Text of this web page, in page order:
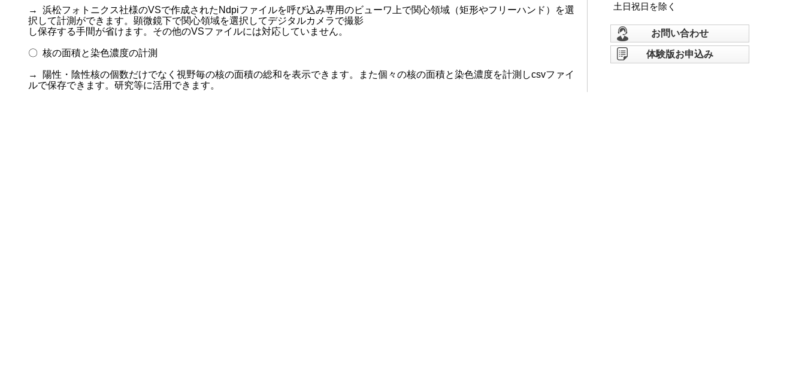
→ 浜松フォトニクス社様のVSで作成されたNdpiファイルを呼び込み専用のビューワ上で関心領域（矩形やフリーハンド）を選
択して計測ができます。顕微鏡下で関心領域を選択してデジタルカメラで撮影
し保存する手間が省けます。その他のVSファイルには対応していません。
〇 核の面積と染色濃度の計測
→ 陽性・陰性核の個数だけでなく視野毎の核の面積の総和を表示できます。また個々の核の面積と染色濃度を計測しcsvファイ
ルで保存できます。研究等に活用できます。
土日祝日を除く
お問い合わせ
体験版お申込み